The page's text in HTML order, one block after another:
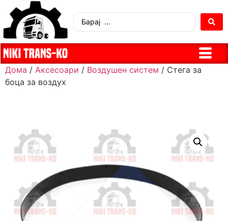
Дома / Аксесоари / Воздушен систем / Стега за
боца за воздух